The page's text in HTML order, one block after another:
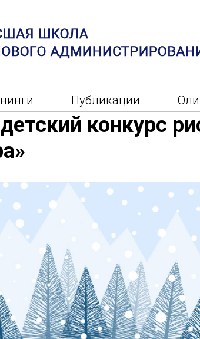
Публикации
конкурс